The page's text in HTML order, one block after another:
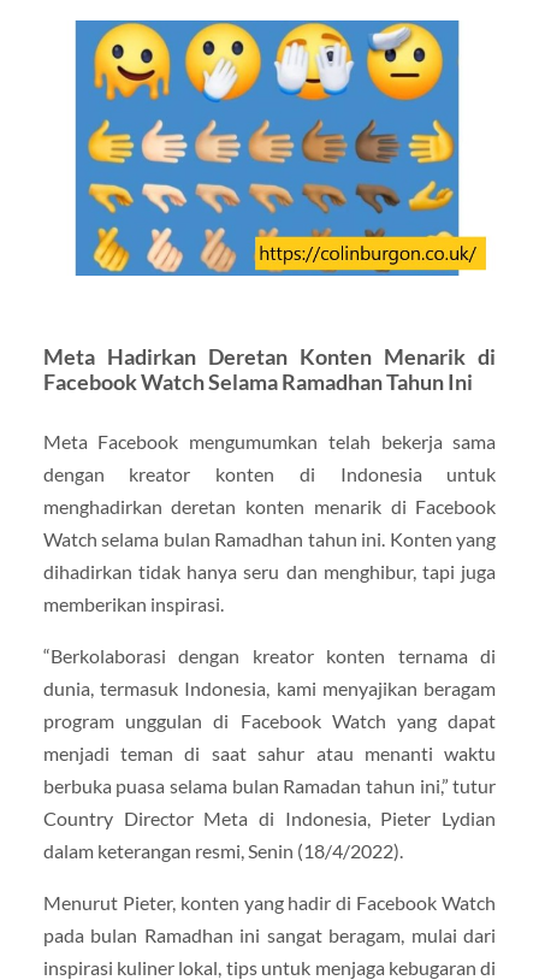
Meta Hadirkan Deretan Konten Menarik di
Facebook Watch Selama Ramadhan Tahun Ini
Meta Facebook mengumumkan telah bekerja sama
dengan kreator konten di Indonesia untuk
menghadirkan deretan konten menarik di Facebook
Watch selama bulan Ramadhan tahun ini. Konten yang
dihadirkan tidak hanya seru dan menghibur, tapi juga
memberikan inspirasi.
“Berkolaborasi dengan kreator konten ternama di
dunia, termasuk Indonesia, kami menyajikan beragam
program unggulan di Facebook Watch yang dapat
menjadi teman di saat sahur atau menanti waktu
berbuka puasa selama bulan Ramadan tahun ini,” tutur
Country Director Meta di Indonesia, Pieter Lydian
dalam keterangan resmi, Senin (18/4/2022).
Menurut Pieter, konten yang hadir di Facebook Watch
pada bulan Ramadhan ini sangat beragam, mulai dari
inspirasi kuliner lokal, tips untuk menjaga kebugaran di